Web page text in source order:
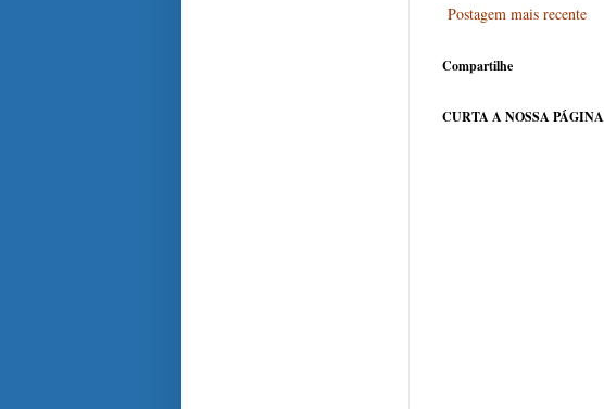
Postagem mais recente
Compartilhe
CURTA A NOSSA PÁGINA